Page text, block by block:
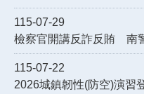
115-07-29
檢察官開講反詐反賄 南
115-07-22
2026城鎮韌性(防空)演習